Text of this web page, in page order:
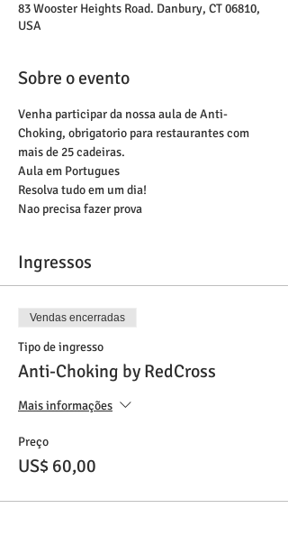
83 Wooster Heights Road. Danbury, CT 06810,
USA
Sobre o evento
Venha participar da nossa aula de Anti-
Choking, obrigatorio para restaurantes com
mais de 25 cadeiras.
Aula em Portugues
Resolva tudo em um dia!
Nao precisa fazer prova
Ingressos
Vendas encerradas
Tipo de ingresso
Anti-Choking by RedCross
Mais informações
Preço
US$ 60,00